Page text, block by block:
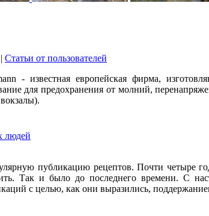
|| Статьи от пользователей
- известная европейская фирма,
для предохранения от молний,
людей
публикацию рецептов. Почти четыре
Так и было до последнего времени. С
с целью, как они выразились,